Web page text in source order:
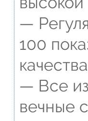
—
100
— Все
вечные